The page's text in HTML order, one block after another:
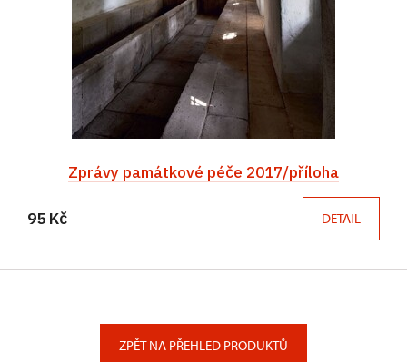
Zprávy památkové péče 2017/příloha
95 Kč DETAIL
ZPĚT NA PŘEHLED PRODUKTŮ